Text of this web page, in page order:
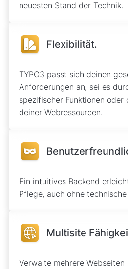
neuesten Stand der Technik.
Flexibilität.
TYPO3 passt sich deinen
Anforderungen an, sei es
spezifischer Funktionen oder
deiner Webressourcen.
Ein intuitives Backend
Pflege, auch ohne
Multisite
Verwalte mehrere Webseiten